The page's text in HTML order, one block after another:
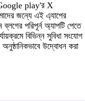
Google play'র X
জন্যে এই এ্যাপের
পরিপূর্ন অ্যাপটি পেতে
বিভিন্ন সুবিধা সংযোগ
উদ্বোধন করা